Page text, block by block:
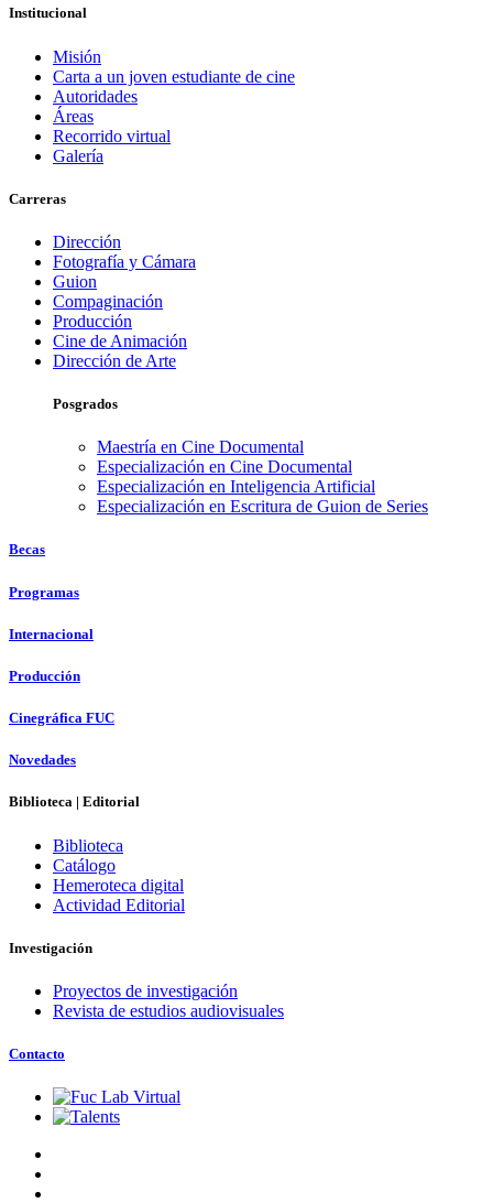
Institucional
Misión
Carta a un joven estudiante de cine
Autoridades
Áreas
Recorrido virtual
Galería
Carreras
Dirección
Fotografía y Cámara
Guion
Compaginación
Producción
Cine de Animación
Dirección de Arte
Posgrados
Maestría en Cine Documental
Especialización en Cine Documental
Especialización en Inteligencia Artificial
Especialización en Escritura de Guion de Series
Becas
Programas
Internacional
Producción
Cinegráfica FUC
Novedades
Biblioteca | Editorial
Biblioteca
Catálogo
Hemeroteca digital
Actividad Editorial
Investigación
Proyectos de investigación
Revista de estudios audiovisuales
Contacto